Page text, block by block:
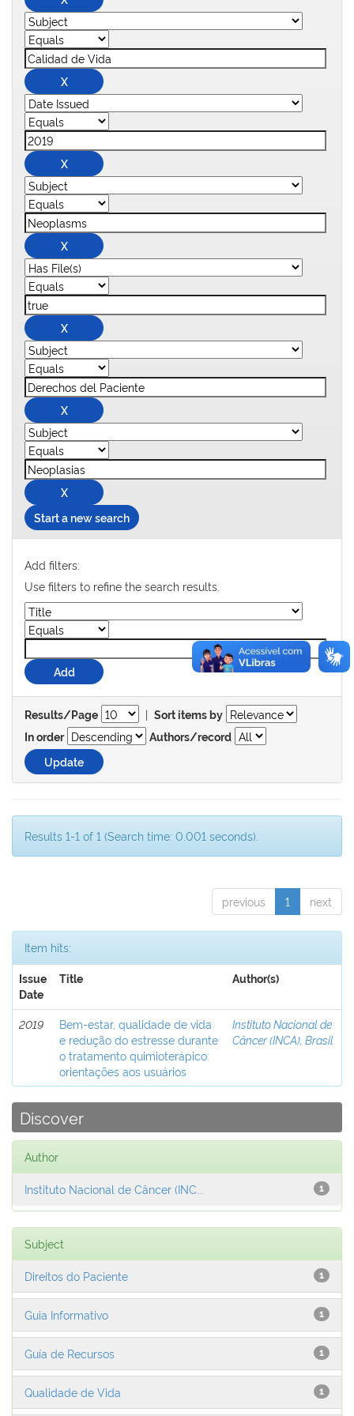
Start a new search
Add filters:
Use filters to refine the search results.
Results/Page | Sort items by
In order
Authors/record
Results 1-1 of 1 (Search time: 0.001 seconds).
previous 1 next
Item hits:
Issue
Date
Title Author(s)
2019
Bem-estar, qualidade de vida
e redução do estresse durante
o tratamento quimioterápico:
orientações aos usuários
Instituto Nacional de
Câncer (INCA), Brasil
Discover
Author
1
Instituto Nacional de Câncer (INC...
Subject
1
Direitos do Paciente
1
Guia Informativo
1
Guía de Recursos
1
Qualidade de Vida